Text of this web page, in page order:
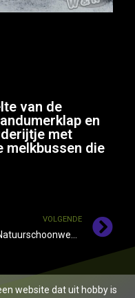
van de
en
met
melkbussen die
VOLGENDE
website dat uit hobby is